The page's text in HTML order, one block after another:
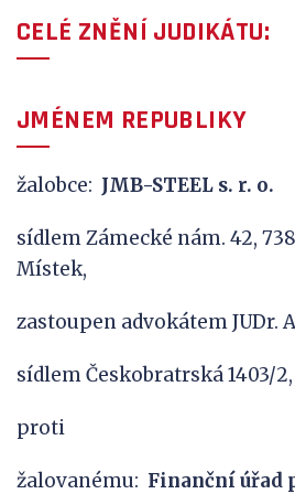
CELÉ ZNĚNÍ JUDIKÁTU:
JMÉNEM REPUBLIKY
žalobce: JMB-STEEL s. r. o.
sídlem Zámecké nám. 42,
Místek,
zastoupen advokátem JUDr.
sídlem Českobratrská 1403/
proti
žalovanému: Finanční úřad